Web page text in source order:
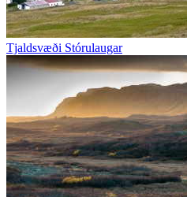
Tjaldsvæði Stórulaugar